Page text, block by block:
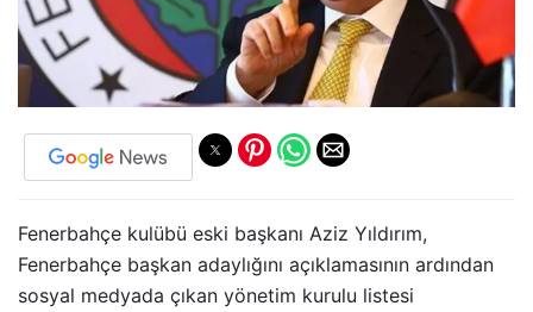
Fenerbahçe kulübü eski başkanı Aziz Yıldırım,
Fenerbahçe başkan adaylığını açıklamasının ardından
sosyal medyada çıkan yönetim kurulu listesi